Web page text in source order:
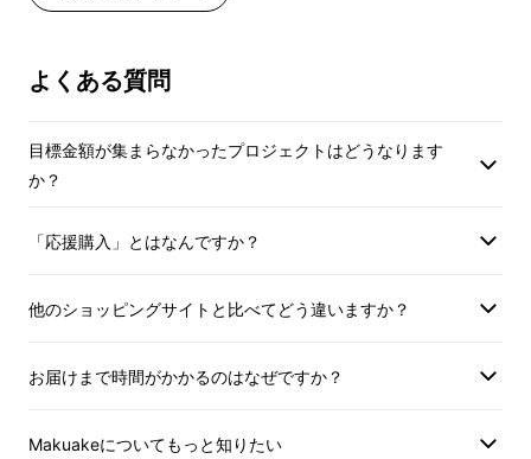
よくある質問
目標金額が集まらなかったプロジェクトはどうなります
か？
「応援購入」とはなんですか？
他のショッピングサイトと比べてどう違いますか？
お届けまで時間がかかるのはなぜですか？
Makuakeについてもっと知りたい